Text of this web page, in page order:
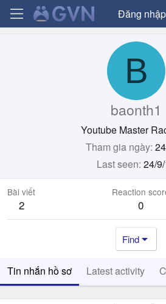
Đăng nhập
B
baonth1
Youtube Master
Tham gia ngày
Last seen 24/
Bài viết
2
Reaction
0
Find
Tin nhắn hồ sơ Latest activity